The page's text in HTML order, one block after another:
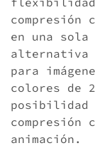
compresión
en una sola
alternativa
para
colores de
posibilidad
compresión
animación.